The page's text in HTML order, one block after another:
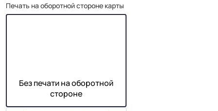
Печать на оборотной стороне карты
Без печати на оборотной
стороне